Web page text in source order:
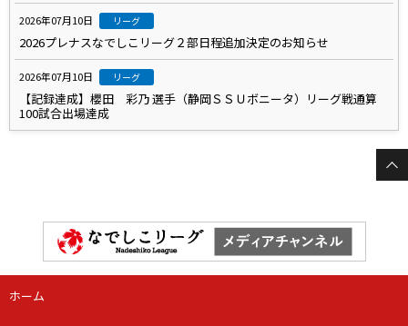
2026年07月10日 リーグ
2026プレナスなでしこリーグ２部日程追加決定のお知らせ
2026年07月10日 リーグ
【記録達成】櫻田 彩乃 選手（静岡ＳＳＵボニータ）リーグ戦通算
100試合出場達成
ホーム